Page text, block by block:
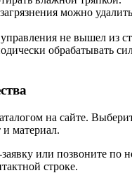
можно
не вышел из
обрабатывать
на сайте.
материал.
или позвоните по
строке.